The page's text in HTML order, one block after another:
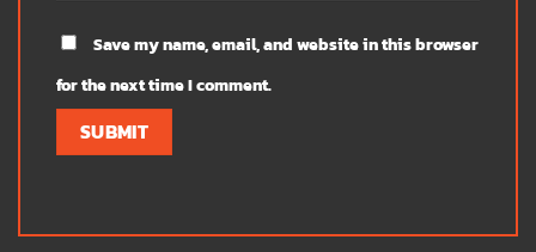
Save my name, email, and website in this browser
for the next time I comment.